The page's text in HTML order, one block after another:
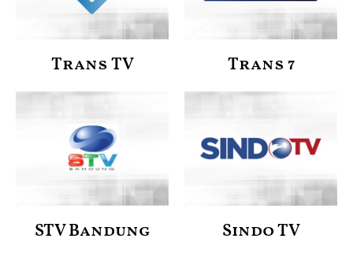
Trans TV Trans 7
STV Bandung Sindo TV